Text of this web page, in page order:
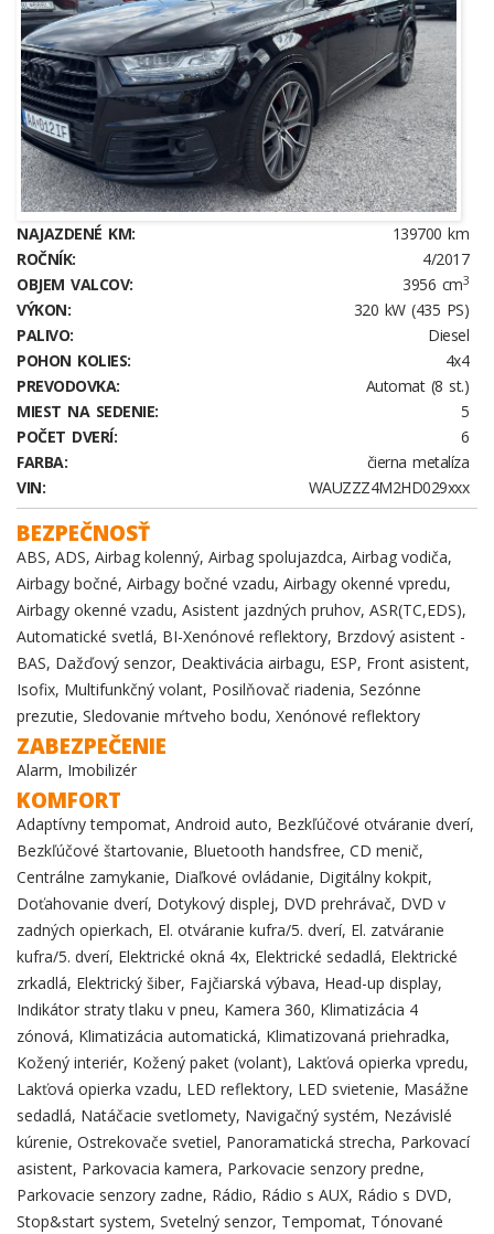
NAJAZDENÉ KM:
139700 km
ROČNÍK:
4/2017
OBJEM VALCOV:
3956 cm3
VÝKON:
320 kW (435 PS)
PALIVO:
Diesel
POHON KOLIES:
4x4
PREVODOVKA:
Automat (8 st.)
MIEST NA SEDENIE:
5
POČET DVERÍ:
6
FARBA:
čierna metalíza
VIN:
WAUZZZ4M2HD029xxx
BEZPEČNOSŤ
ABS, ADS, Airbag kolenný, Airbag spolujazdca, Airbag vodiča,
Airbagy bočné, Airbagy bočné vzadu, Airbagy okenné vpredu,
Airbagy okenné vzadu, Asistent jazdných pruhov, ASR(TC,EDS),
Automatické svetlá, BI-Xenónové reflektory, Brzdový asistent -
BAS, Dažďový senzor, Deaktivácia airbagu, ESP, Front asistent,
Isofix, Multifunkčný volant, Posilňovač riadenia, Sezónne
prezutie, Sledovanie mŕtveho bodu, Xenónové reflektory
ZABEZPEČENIE
Alarm, Imobilizér
KOMFORT
Adaptívny tempomat, Android auto, Bezkľúčové otváranie dverí,
Bezkľúčové štartovanie, Bluetooth handsfree, CD menič,
Centrálne zamykanie, Diaľkové ovládanie, Digitálny kokpit,
Doťahovanie dverí, Dotykový displej, DVD prehrávač, DVD v
zadných opierkach, El. otváranie kufra/5. dverí, El. zatváranie
kufra/5. dverí, Elektrické okná 4x, Elektrické sedadlá, Elektrické
zrkadlá, Elektrický šiber, Fajčiarská výbava, Head-up display,
Indikátor straty tlaku v pneu, Kamera 360, Klimatizácia 4
zónová, Klimatizácia automatická, Klimatizovaná priehradka,
Kožený interiér, Kožený paket (volant), Lakťová opierka vpredu,
Lakťová opierka vzadu, LED reflektory, LED svietenie, Masážne
sedadlá, Natáčacie svetlomety, Navigačný systém, Nezávislé
kúrenie, Ostrekovače svetiel, Panoramatická strecha, Parkovací
asistent, Parkovacia kamera, Parkovacie senzory predne,
Parkovacie senzory zadne, Rádio, Rádio s AUX, Rádio s DVD,
Stop&start system, Svetelný senzor, Tempomat, Tónované